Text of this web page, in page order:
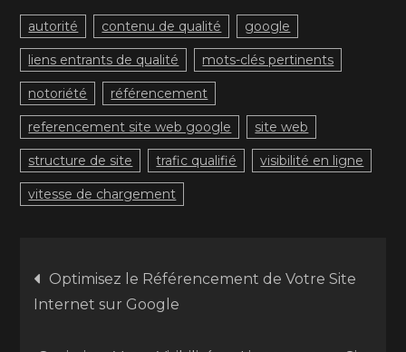
autorité contenu de qualité google
liens entrants de qualité mots-clés pertinents
notoriété référencement
referencement site web google site web
structure de site trafic qualifié visibilité en ligne
vitesse de chargement
Navigation
de
Optimisez le Référencement de Votre Site
Internet sur Google